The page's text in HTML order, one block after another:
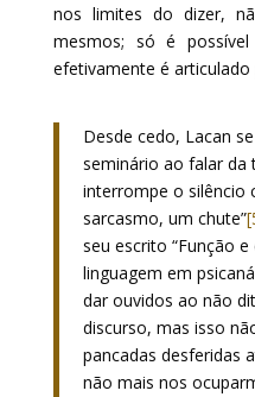
nos limites do dizer,
mesmos; só é
efetivamente é articulado
Desde cedo, Lacan
seminário ao falar da
interrompe o silêncio
sarcasmo, um chute”
seu escrito “Função
linguagem em
dar ouvidos ao não
discurso, mas isso
pancadas desferidas
não mais nos